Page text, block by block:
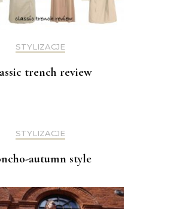
STYLIZACJE
trench review
STYLIZACJE
autumn style